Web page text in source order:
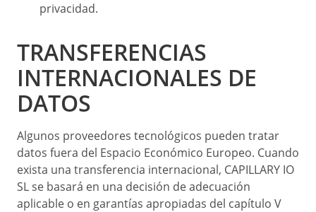
privacidad.
TRANSFERENCIAS
INTERNACIONALES DE
DATOS
Algunos proveedores tecnológicos pueden tratar
datos fuera del Espacio Económico Europeo. Cuando
exista una transferencia internacional, CAPILLARY IO
SL se basará en una decisión de adecuación
aplicable o en garantías apropiadas del capítulo V